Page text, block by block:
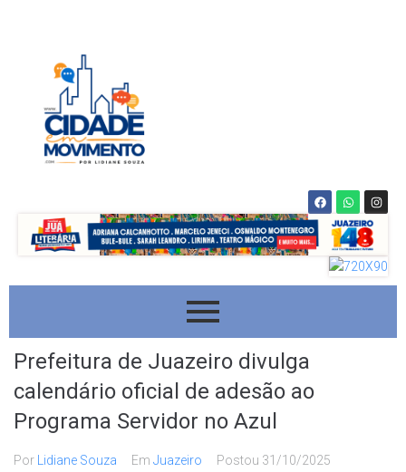
Prefeitura de Juazeiro divulga
calendário oficial de adesão ao
Programa Servidor no Azul
Por Lidiane Souza Em Juazeiro Postou 31/10/2025